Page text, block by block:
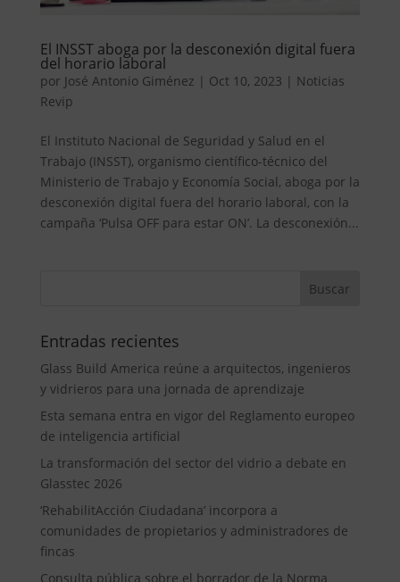
El INSST aboga por la desconexión digital fuera
del horario laboral
por José Antonio Giménez | Oct 10, 2023 | Noticias
Revip
El Instituto Nacional de Seguridad y Salud en el
Trabajo (INSST), organismo científico-técnico del
Ministerio de Trabajo y Economía Social, aboga por la
desconexión digital fuera del horario laboral, con la
campaña ‘Pulsa OFF para estar ON’. La desconexión...
Entradas recientes
Glass Build America reúne a arquitectos, ingenieros
y vidrieros para una jornada de aprendizaje
Esta semana entra en vigor del Reglamento europeo
de inteligencia artificial
La transformación del sector del vidrio a debate en
Glasstec 2026
‘RehabilitAcción Ciudadana’ incorpora a
comunidades de propietarios y administradores de
fincas
Consulta pública sobre el borrador de la Norma